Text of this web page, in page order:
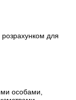
розрахунком для
особами,